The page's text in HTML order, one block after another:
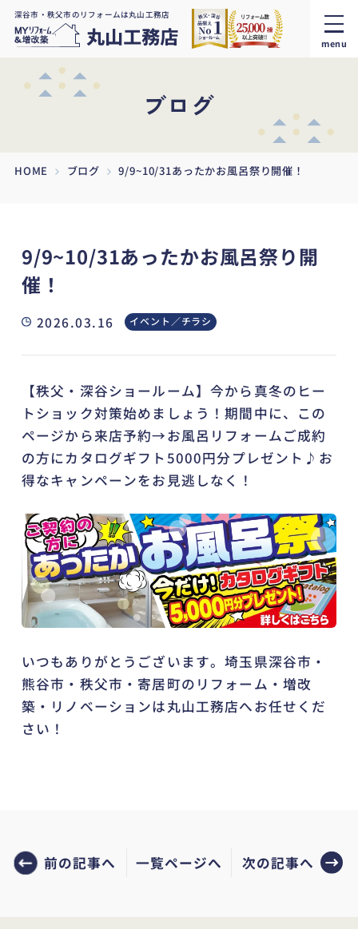
深谷市・秩父市のリフォームは丸山工務店
menu
ブログ
HOME ブログ 9/9~10/31あったかお風呂祭り開催！
9/9~10/31あったかお風呂祭り開
催！
2026.03.16 イベント／チラシ
【秩父・深谷ショールーム】今から真冬のヒー
トショック対策始めましょう！期間中に、この
ページから来店予約→お風呂リフォームご成約
の方にカタログギフト5000円分プレゼント♪お
得なキャンペーンをお見逃しなく！
いつもありがとうございます。埼玉県深谷市・
熊谷市・秩父市・寄居町のリフォーム・増改
築・リノベーションは丸山工務店へお任せくだ
さい！
前の記事へ 一覧ページへ 次の記事へ